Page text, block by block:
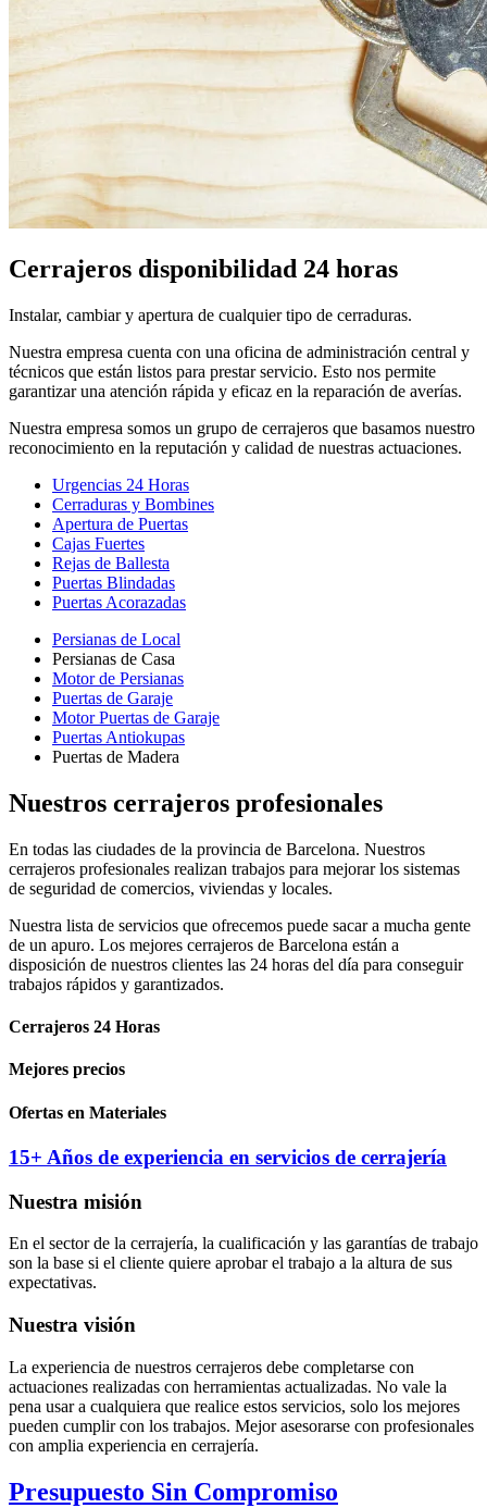
Cerrajeros disponibilidad 24 horas
Instalar, cambiar y apertura de cualquier tipo de cerraduras.
Nuestra empresa cuenta con una oficina de administración central y
técnicos que están listos para prestar servicio. Esto nos permite
garantizar una atención rápida y eficaz en la reparación de averías.
Nuestra empresa somos un grupo de cerrajeros que basamos nuestro
reconocimiento en la reputación y calidad de nuestras actuaciones.
Urgencias 24 Horas
Cerraduras y Bombines
Apertura de Puertas
Cajas Fuertes
Rejas de Ballesta
Puertas Blindadas
Puertas Acorazadas
Persianas de Local
Persianas de Casa
Motor de Persianas
Puertas de Garaje
Motor Puertas de Garaje
Puertas Antiokupas
Puertas de Madera
Nuestros cerrajeros profesionales
En todas las ciudades de la provincia de Barcelona. Nuestros
cerrajeros profesionales realizan trabajos para mejorar los sistemas
de seguridad de comercios, viviendas y locales.
Nuestra lista de servicios que ofrecemos puede sacar a mucha gente
de un apuro. Los mejores cerrajeros de Barcelona están a
disposición de nuestros clientes las 24 horas del día para conseguir
trabajos rápidos y garantizados.
Cerrajeros 24 Horas
Mejores precios
Ofertas en Materiales
15+ Años de experiencia en servicios de cerrajería
Nuestra misión
En el sector de la cerrajería, la cualificación y las garantías de trabajo
son la base si el cliente quiere aprobar el trabajo a la altura de sus
expectativas.
Nuestra visión
La experiencia de nuestros cerrajeros debe completarse con
actuaciones realizadas con herramientas actualizadas. No vale la
pena usar a cualquiera que realice estos servicios, solo los mejores
pueden cumplir con los trabajos. Mejor asesorarse con profesionales
con amplia experiencia en cerrajería.
Presupuesto Sin Compromiso